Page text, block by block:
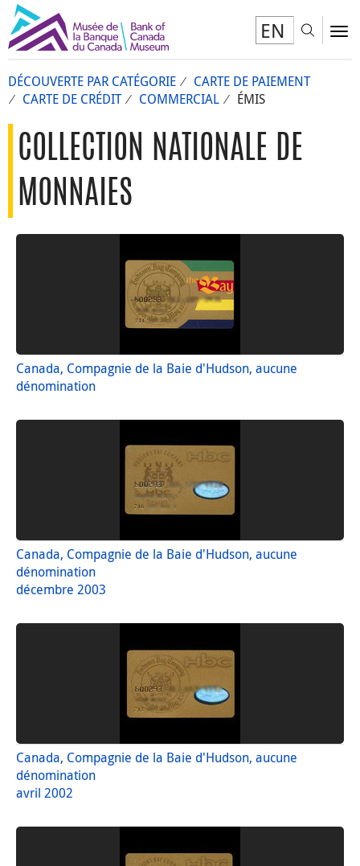
EN
DÉCOUVERTE PAR CATÉGORIE
CARTE DE PAIEMENT
CARTE DE CRÉDIT
COMMERCIAL ÉMIS
COLLECTION NATIONALE DE
MONNAIES
Canada, Compagnie de la Baie d'Hudson, aucune
dénomination
Canada, Compagnie de la Baie d'Hudson, aucune
dénomination
décembre 2003
Canada, Compagnie de la Baie d'Hudson, aucune
dénomination
avril 2002